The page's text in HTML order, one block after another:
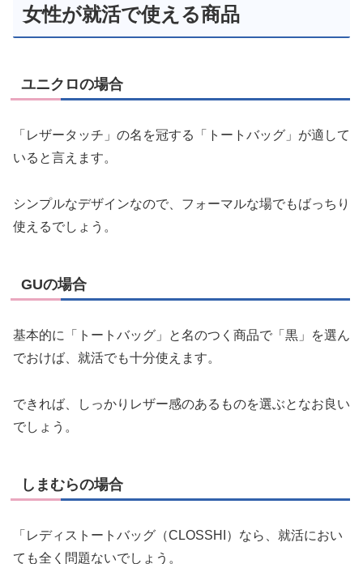
女性が就活で使える商品
ユニクロの場合
「レザータッチ」の名を冠する「トートバッグ」が適して
いると言えます。
シンプルなデザインなので、フォーマルな場でもばっちり
使えるでしょう。
GUの場合
基本的に「トートバッグ」と名のつく商品で「黒」を選ん
でおけば、就活でも十分使えます。
できれば、しっかりレザー感のあるものを選ぶとなお良い
でしょう。
しまむらの場合
「レディストートバッグ（CLOSSHI）なら、就活におい
ても全く問題ないでしょう。